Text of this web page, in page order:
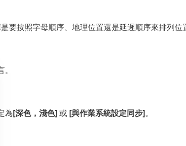
要按照字母順序、地理位置還是延遲順序來排列位
為[深色，淺色]或 [與作業系統設定同步]。